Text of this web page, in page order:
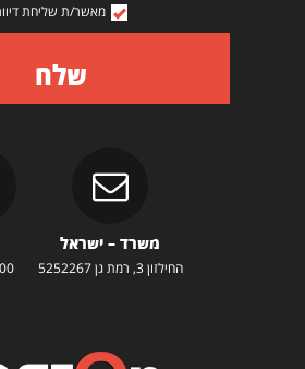
מאשר/ת שליחת
שלח
משרד – ישראל
החילזון 3, רמת גן 5252267